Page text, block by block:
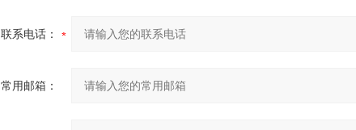
联系电话：
常用邮箱：